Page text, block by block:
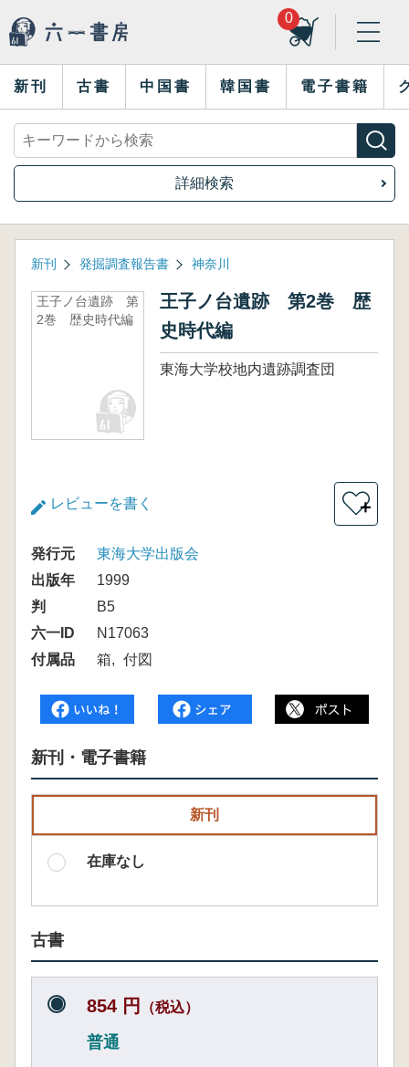
0
新刊 古書 中国書 韓国書 電子書籍
詳細検索
新刊 発掘調査報告書 神奈川
王子ノ台遺跡 第
2巻 歴史時代編
王子ノ台遺跡 第2巻 歴
史時代編
東海大学校地内遺跡調査団
レビューを書く ＋
発行元
東海大学出版会
出版年
1999
判
B5
六一ID
N17063
付属品
箱 付図
新刊・電子書籍
新刊
在庫なし
古書
854 円 （税込）
普通